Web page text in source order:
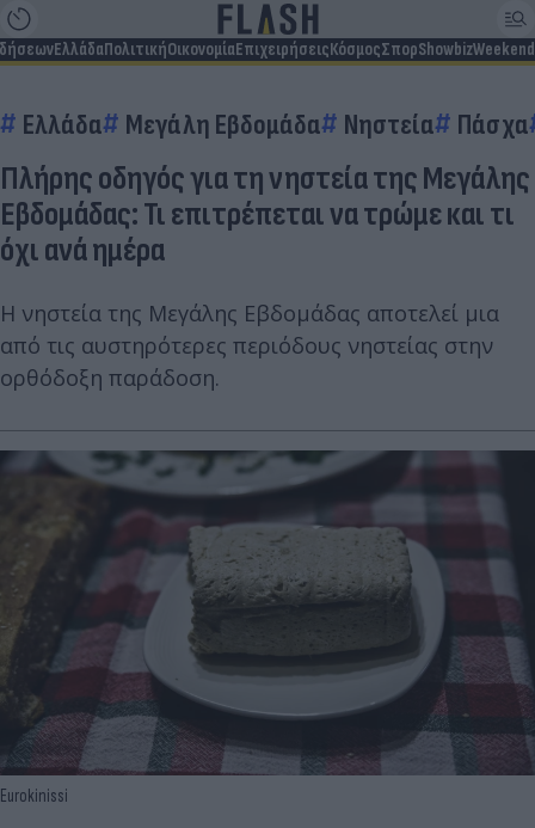
ΕλλάδαΠολιτικήΟικονομίαΕπιχειρήσειςΚόσμοςΣπορShowbizWeekend
Ελλάδα Μεγάλη Εβδομάδα Νηστεία Πάσχα
Πλήρης οδηγός για τη νηστεία της Μεγάλης
Εβδομάδας: Τι επιτρέπεται να τρώμε και τι
όχι ανά ημέρα
Η νηστεία της Μεγάλης Εβδομάδας αποτελεί μια
από τις αυστηρότερες περιόδους νηστείας στην
ορθόδοξη παράδοση.
Eurokinissi